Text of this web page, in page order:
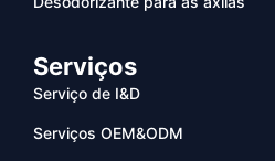
Serviços
Serviço de I&D
Serviços OEM&ODM